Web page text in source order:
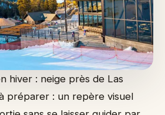
hiver : neige près de Las
préparer : un repère visuel